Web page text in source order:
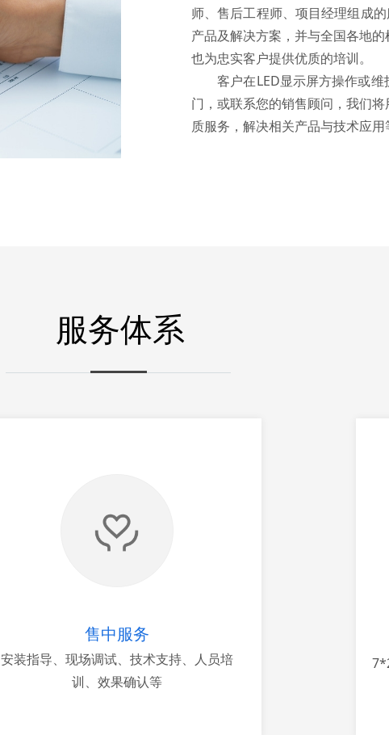
师、售后工程师、项目经理组成
产品及解决方案，并与全国各地
也为忠实客户提供优质的培训。
客户在LED显示屏方操作或维
门，或联系您的销售顾问，我们
质服务，解决相关产品与技术应用
服务体系
售中服务
安装指导、现场调试、技术支持、人员培
训、效果确认等